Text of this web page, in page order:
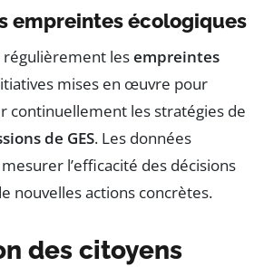
empreintes écologiques
régulièrement lesempreintes
mises en œuvre pour
continuellement les stratégies de
de GES. Les données
l’efficacité des décisions
nouvelles actions concrètes.
des citoyens